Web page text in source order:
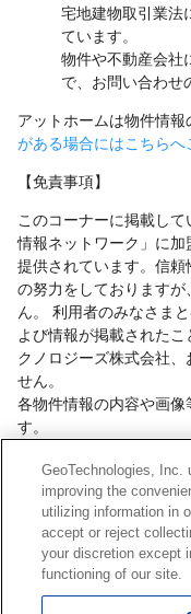
宅地建物取引業法
ています。
物件や不動産会社
で、お問い合わせ
アットホームは物件情報
がある場合にはこちらへ
【免責事項】
このコーナーに掲載し
情報ネットワーク」に
提供されています。信
の努力をしております
ん。 利用者のみなさま
よび情報が掲載された
クノロジーズ株式会社
せん。
各物件情報の内容や画像
す。
容や契約条件等につい
ご自身でご確認の上、
このコーナーへの物件
ション等についての不
いたします。
GeoTechnologies, Inc.
improving the
utilizing information in
accept or reject
your discretion except
functioning of our site.